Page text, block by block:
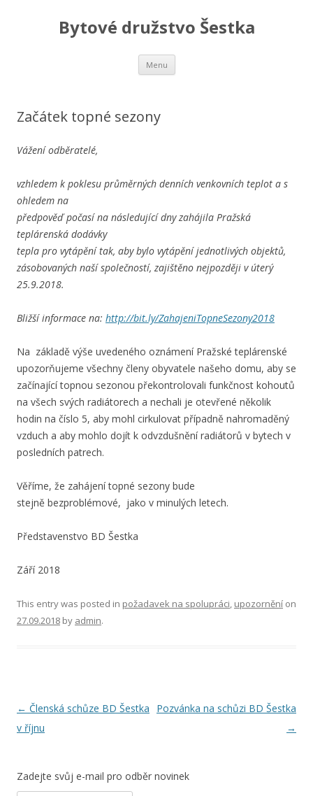
Bytové družstvo Šestka
Menu Skip
content
Začátek topné sezony
Vážení odběratelé,
vzhledem k poklesu průměrných denních venkovních teplot a s
ohledem na
předpověď počasí na následující dny zahájila Pražská
teplárenská dodávky
tepla pro vytápění tak, aby bylo vytápění jednotlivých objektů,
zásobovaných naší společností, zajištěno nejpozději v úterý
25.9.2018.
Bližší informace na: http://bit.ly/ZahajeniTopneSezony2018
Na základě výše uvedeného oznámení Pražské teplárenské
upozorňujeme všechny členy obyvatele našeho domu, aby se
začínající topnou sezonou překontrolovali funkčnost kohoutů
na všech svých radiátorech a nechali je otevřené několik
hodin na číslo 5, aby mohl cirkulovat případně nahromaděný
vzduch a aby mohlo dojít k odvzdušnění radiátorů v bytech v
posledních patrech.
Věříme, že zahájení topné sezony bude
stejně bezproblémové, jako v minulých letech.
Představenstvo BD Šestka
Září 2018
This entry was posted in požadavek na spolupráci, upozornění on
27.09.2018 by admin.
Post
navigation
← Členská schůze BD Šestka
v říjnu
Pozvánka na schůzi BD Šestka
→
Zadejte svůj e-mail pro odběr novinek